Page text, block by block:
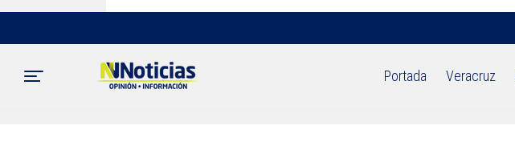
Portada Veracruz